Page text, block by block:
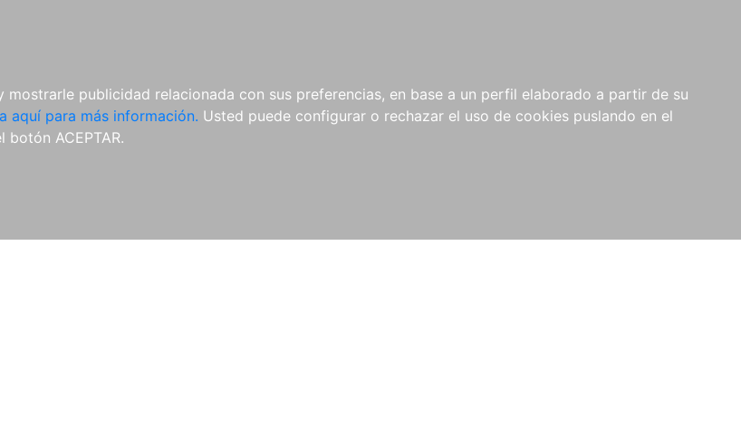
publicidad relacionada con sus preferencias, en base a un perfil elaborado a partir de su
aquí para más información. Usted puede configurar o rechazar el uso de cookies puslando en el
botón ACEPTAR.
REVISTAS
CDS Y
DVDS
MATERIAL
COMPLEMENTARIO
NOVEDADES NOTICIAS
COMPRAS
INSTITUCIONALES